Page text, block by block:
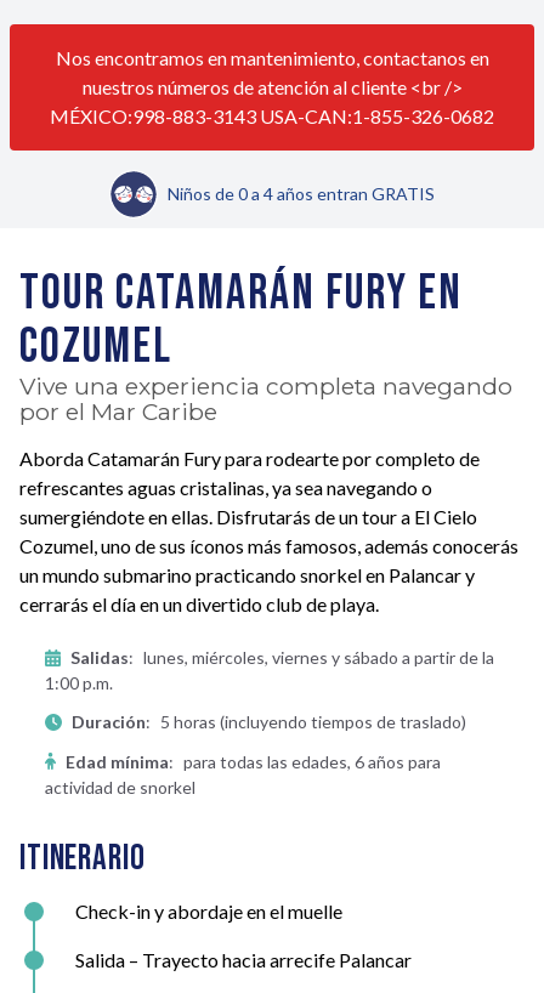
Nos encontramos en mantenimiento, contactanos en
nuestros números de atención al cliente <br />
MÉXICO:998-883-3143 USA-CAN:1-855-326-0682
Niños de 0 a 4 años entran GRATIS
TOUR CATAMARÁN FURY EN
COZUMEL
Vive una experiencia completa navegando
por el Mar Caribe
Aborda Catamarán Fury para rodearte por completo de
refrescantes aguas cristalinas, ya sea navegando o
sumergiéndote en ellas. Disfrutarás de un tour a El Cielo
Cozumel, uno de sus íconos más famosos, además conocerás
un mundo submarino practicando snorkel en Palancar y
cerrarás el día en un divertido club de playa.
Salidas: lunes, miércoles, viernes y sábado a partir de la
1:00 p.m.
Duración: 5 horas (incluyendo tiempos de traslado)
Edad mínima: para todas las edades, 6 años para
actividad de snorkel
Itinerario
Check-in y abordaje en el muelle
Salida – Trayecto hacia arrecife Palancar